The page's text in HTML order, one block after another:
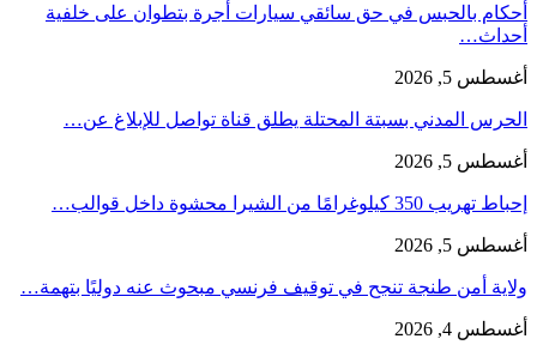
أحكام بالحبس في حق سائقي سيارات أجرة بتطوان على خلفية
أحداث…
أغسطس 5, 2026
الحرس المدني بسبتة المحتلة يطلق قناة تواصل للإبلاغ عن…
أغسطس 5, 2026
إحباط تهريب 350 كيلوغرامًا من الشيرا محشوة داخل قوالب…
أغسطس 5, 2026
ولاية أمن طنجة تنجح في توقيف فرنسي مبحوث عنه دوليًا بتهمة…
أغسطس 4, 2026